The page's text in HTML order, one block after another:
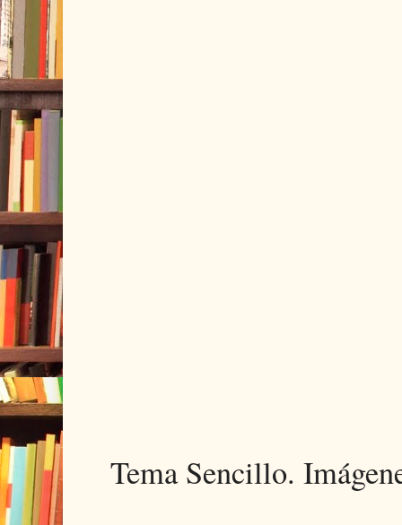
Tema Sencillo.